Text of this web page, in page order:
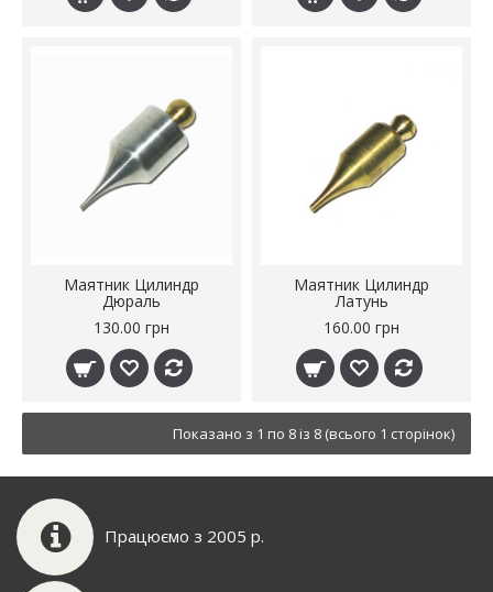
Маятник Цилиндр
Дюраль
130.00 грн
Маятник Цилиндр
Латунь
160.00 грн
Показано з 1 по 8 із 8 (всього 1 сторінок)
Працюємо з 2005 р.